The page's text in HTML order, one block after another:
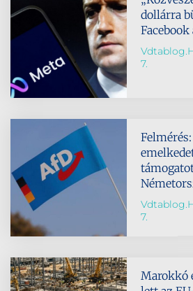
dollárra
Facebook
7.
7.
Marokkó